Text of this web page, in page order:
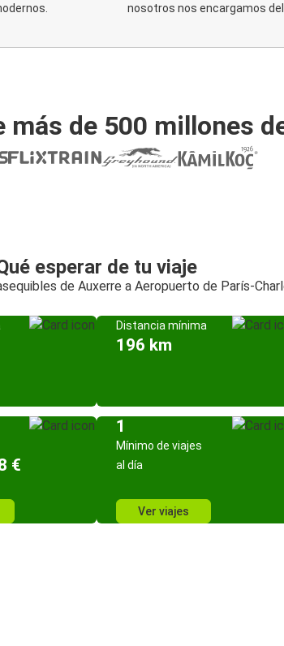
nosotros nos encargamos del
más de 500 millones
esperar de tu viaje
de Auxerre a Aeropuerto de París-
Distancia mínima
196 km
€
1
Mínimo de viajes
al día
Ver viajes